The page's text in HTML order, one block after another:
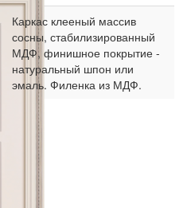
Каркас клееный массив
сосны, стабилизированный
МДФ, финишное покрытие -
натуральный шпон или
эмаль. Филенка из МДФ.